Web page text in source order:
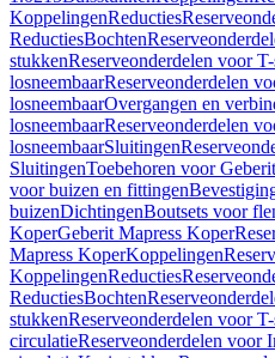
KoppelingenReducties
ReductiesBochten
stukkenReserveonderdelen voor
losneembaarReserveonderdelen
losneembaarOvergangen en
losneembaarReserveonderdelen
losneembaarSluitingen
SluitingenToebehoren voor
voor buizen en fittingen
buizenDichtingenBoutsets voor
KoperGeberit Mapress Koper
Mapress KoperKoppelingen
KoppelingenReducties
ReductiesBochten
stukkenReserveonderdelen voor
circulatieReserveonderdelen voor